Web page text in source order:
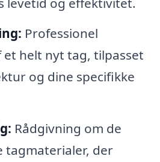
Professionel
helt nyt tag, tilpasset
og dine specifikke
Rådgivning om de
tagmaterialer, der